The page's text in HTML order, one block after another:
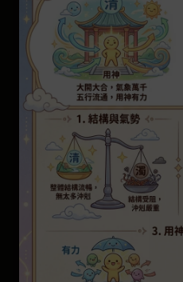
命盤基礎：格局の高低
人生応用：事業・財運
恋愛ガイド：縁・桃花